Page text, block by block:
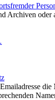
Archiven